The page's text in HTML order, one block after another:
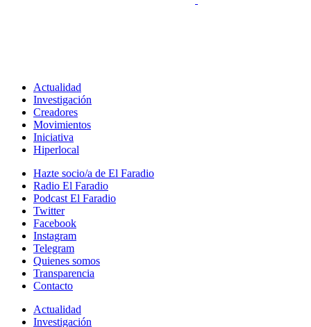
Actualidad
Investigación
Creadores
Movimientos
Iniciativa
Hiperlocal
Hazte socio/a de El Faradio
Radio El Faradio
Podcast El Faradio
Twitter
Facebook
Instagram
Telegram
Quienes somos
Transparencia
Contacto
Actualidad
Investigación